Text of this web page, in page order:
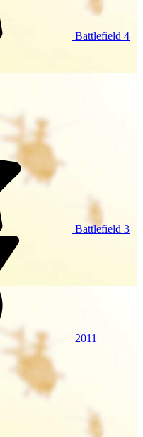
Battlefield 4
Battlefield 3
2011